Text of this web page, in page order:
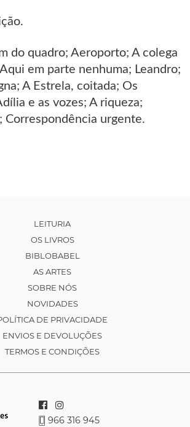
do quadro; Aeroporto; A colega
em parte nenhuma; Leandro;
A Estrela, coitada; Os
e as vozes; A riqueza;
Correspondência urgente.
LEITURIA
OS LIVROS
BIBLOBABEL
AS ARTES
SOBRE NÓS
NOVIDADES
DE PRIVACIDADE
ENVIOS E DEVOLUÇÕES
TERMOS E CONDIÇÕES
966 316 945